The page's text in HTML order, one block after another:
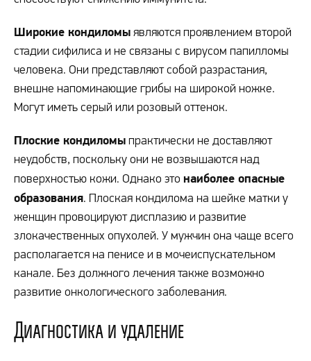
Широкие кондиломы являются проявлением второй
стадии сифилиса и не связаны с вирусом папилломы
человека. Они представляют собой разрастания,
внешне напоминающие грибы на широкой ножке.
Могут иметь серый или розовый оттенок.
Плоские кондиломы практически не доставляют
неудобств, поскольку они не возвышаются над
поверхностью кожи. Однако это наиболее опасные
образования. Плоская кондилома на шейке матки у
женщин провоцируют дисплазию и развитие
злокачественных опухолей. У мужчин она чаще всего
располагается на пенисе и в мочеиспускательном
канале. Без должного лечения также возможно
развитие онкологического заболевания.
Диагностика и удаление